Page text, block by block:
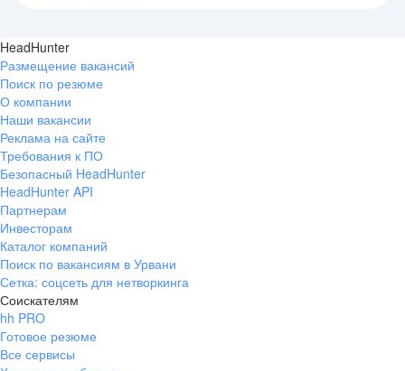
HeadHunter
Размещение вакансий
Поиск по резюме
О компании
Наши вакансии
Реклама на сайте
Требования к ПО
Безопасный HeadHunter
HeadHunter API
Партнерам
Инвесторам
Каталог компаний
Поиск по вакансиям в Урвани
Сетка: соцсеть для нетворкинга
Соискателям
hh PRO
Готовое резюме
Все сервисы